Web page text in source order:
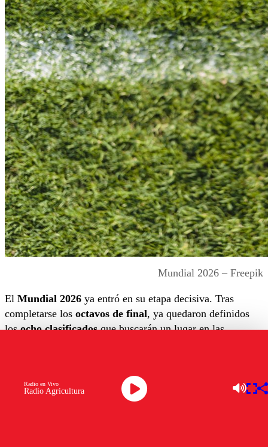
Mundial 2026 – Freepik
El Mundial 2026 ya entró en su etapa decisiva. Tras
completarse los octavos de final, ya quedaron definidos
losocho clasificadosque buscarán un lugar en las
potencias del fútbol mundial.
Argentina, Francia, Marruecos, España, Bélgica,
Radio Agricultura
Radio en Vivo